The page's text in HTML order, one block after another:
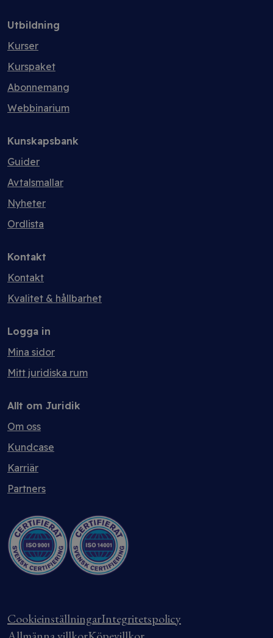
Utbildning
Kurser
Kurspaket
Abonnemang
Webbinarium
Kunskapsbank
Guider
Avtalsmallar
Nyheter
Ordlista
Kontakt
Kontakt
Kvalitet & hållbarhet
Logga in
Mina sidor
Mitt juridiska rum
Allt om Juridik
Om oss
Kundcase
Karriär
Partners
CookieinställningarIntegritetspolicy